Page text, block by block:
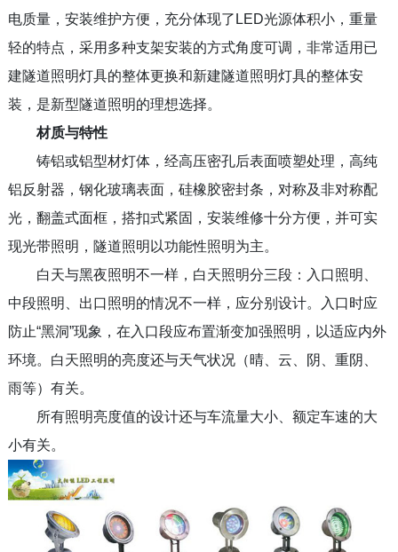
电质量，安装维护方便，充分体现了LED光源体积小，重量
轻的特点，采用多种支架安装的方式角度可调，非常适用已
建隧道照明灯具的整体更换和新建隧道照明灯具的整体安
装，是新型隧道照明的理想选择。
材质与特性
铸铝或铝型材灯体，经高压密孔后表面喷塑处理，高纯
铝反射器，钢化玻璃表面，硅橡胶密封条，对称及非对称配
光，翻盖式面框，搭扣式紧固，安装维修十分方便，并可实
现光带照明，隧道照明以功能性照明为主。
白天与黑夜照明不一样，白天照明分三段：入口照明、
中段照明、出口照明的情况不一样，应分别设计。入口时应
防止“黑洞”现象，在入口段应布置渐变加强照明，以适应内外
环境。白天照明的亮度还与天气状况（晴、云、阴、重阴、
雨等）有关。
所有照明亮度值的设计还与车流量大小、额定车速的大
小有关。